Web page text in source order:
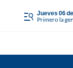
jueves 06
Primero la